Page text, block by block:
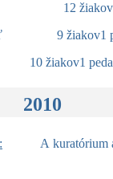
12 žiakov1
Huť 9 žiakov1
10 žiakov1
2010
A kuratórium az